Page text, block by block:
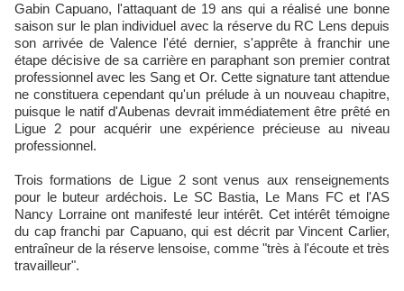
Gabin Capuano, l'attaquant de 19 ans qui a réalisé une bonne
saison sur le plan individuel avec la réserve du RC Lens depuis
son arrivée de Valence l'été dernier, s'apprête à franchir une
étape décisive de sa carrière en paraphant son premier contrat
professionnel avec les Sang et Or. Cette signature tant attendue
ne constituera cependant qu'un prélude à un nouveau chapitre,
puisque le natif d'Aubenas devrait immédiatement être prêté en
Ligue 2 pour acquérir une expérience précieuse au niveau
professionnel.
Trois formations de Ligue 2 sont venus aux renseignements
pour le buteur ardéchois. Le SC Bastia, Le Mans FC et l'AS
Nancy Lorraine ont manifesté leur intérêt. Cet intérêt témoigne
du cap franchi par Capuano, qui est décrit par Vincent Carlier,
entraîneur de la réserve lensoise, comme "très à l'écoute et très
travailleur".